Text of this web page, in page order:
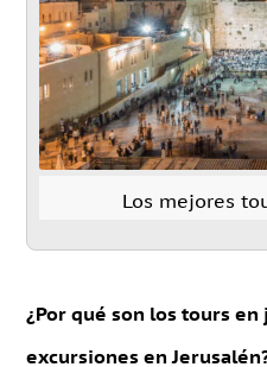
Los mejores
¿Por qué son los tours
excursiones en